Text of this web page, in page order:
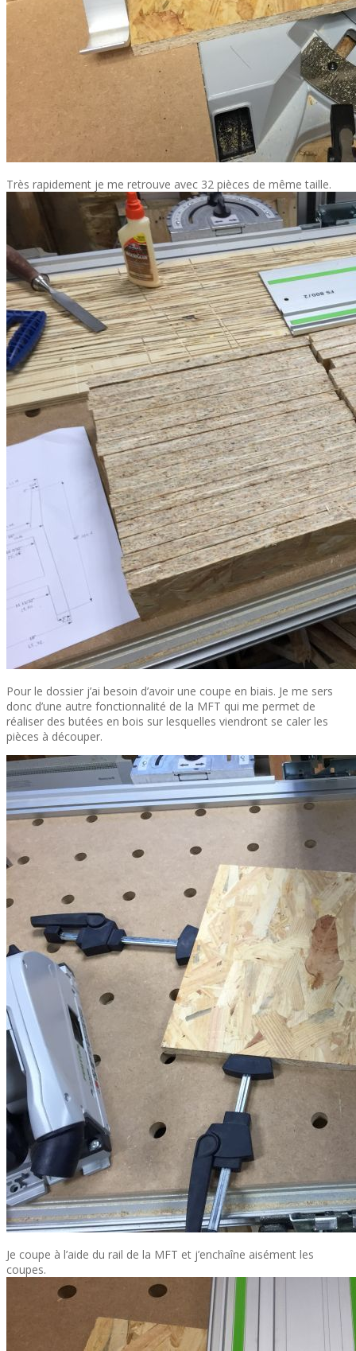
Très rapidement je me retrouve avec 32 pièces de même taille.
Pour le dossier j’ai besoin d’avoir une coupe en biais. Je me sers
donc d’une autre fonctionnalité de la MFT qui me permet de
réaliser des butées en bois sur lesquelles viendront se caler les
pièces à découper.
Je coupe à l’aide du rail de la MFT et j’enchaîne aisément les
coupes.